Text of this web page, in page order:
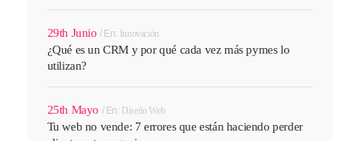
29th JunioEn: Innovación
¿Qué es un CRM y por qué cada vez más pymes lo
utilizan?
25th Mayo En: Diseño Web
Tu web no vende: 7 errores que están haciendo perder